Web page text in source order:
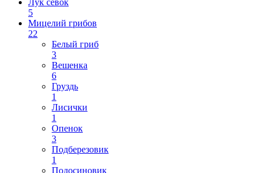
Лук севок
5
Мицелий грибов
22
Белый гриб
3
Вешенка
6
Груздь
1
Лисички
1
Опенок
3
Подберезовик
1
Подосиновик